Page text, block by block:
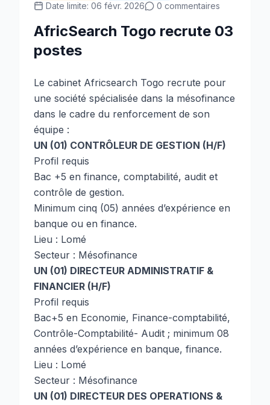
Date limite: 06 févr. 2026
0 commentaires
AfricSearch Togo recrute 03
postes
Le cabinet Africsearch Togo recrute pour
une société spécialisée dans la mésofinance
dans le cadre du renforcement de son
équipe :
UN (01) CONTRÔLEUR DE GESTION (H/F)
Profil requis
Bac +5 en finance, comptabilité, audit et
contrôle de gestion.
Minimum cinq (05) années d’expérience en
banque ou en finance.
Lieu : Lomé
Secteur : Mésofinance
UN (01) DIRECTEUR ADMINISTRATIF &
FINANCIER (H/F)
Profil requis
Bac+5 en Economie, Finance-comptabilité,
Contrôle-Comptabilité- Audit ; minimum 08
années d’expérience en banque, finance.
Lieu : Lomé
Secteur : Mésofinance
UN (01) DIRECTEUR DES OPERATIONS &